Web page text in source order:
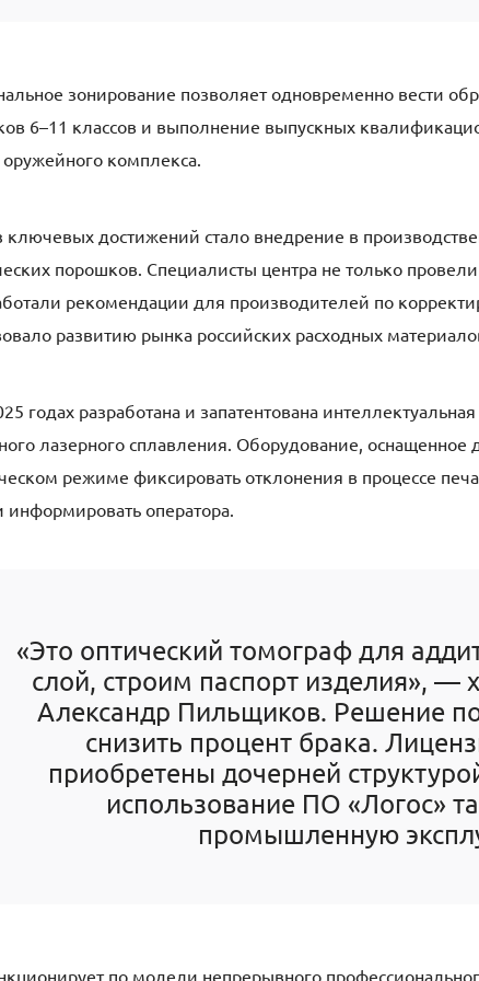
зонирование позволяет одновременно вести
6–11 классов и выполнение выпускных
комплекса.
достижений стало внедрение в
порошков. Специалисты центра не только
рекомендации для производителей по
развитию рынка российских расходных
годах разработана и запатентована
лазерного сплавления. Оборудование, оснащенное
режиме фиксировать отклонения в процессе
информировать оператора.
«Это оптический томограф для
слой, строим паспорт изделия», —
Александр Пильщиков. Решение
снизить процент брака.
приобретены дочерней
использование ПО «Логос»
промышленную
по модели непрерывного